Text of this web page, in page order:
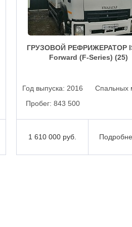
ГРУЗОВОЙ РЕФРИЖЕРАТОР
Forward (F-Series) (25)
Год выпуска: 2016 Спальных
Пробег: 843 500
1 610 000 руб.